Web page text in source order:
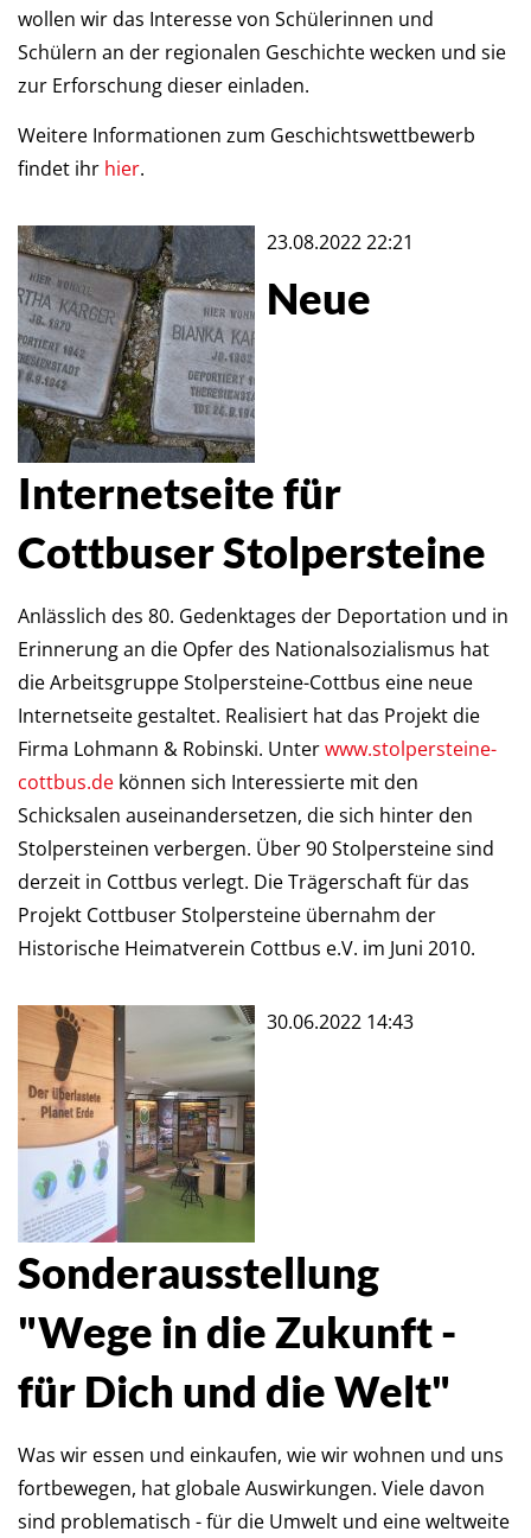
wollen wir das Interesse von Schülerinnen und
Schülern an der regionalen Geschichte wecken und sie
zur Erforschung dieser einladen.
Weitere Informationen zum Geschichtswettbewerb
findet ihr hier.
Stolpersteine
23.08.2022 22:21
Neue
Internetseite für
Cottbuser Stolpersteine
Anlässlich des 80. Gedenktages der Deportation und in
Erinnerung an die Opfer des Nationalsozialismus hat
die Arbeitsgruppe Stolpersteine-Cottbus eine neue
Internetseite gestaltet. Realisiert hat das Projekt die
Firma Lohmann & Robinski. Unterwww.stolpersteine-
cottbus.de können sich Interessierte mit den
Schicksalen auseinandersetzen, die sich hinter den
Stolpersteinen verbergen. Über 90 Stolpersteine sind
derzeit in Cottbus verlegt. Die Trägerschaft für das
Projekt Cottbuser Stolpersteine übernahm der
Historische Heimatverein Cottbus e.V. im Juni 2010.
Sonderausstellung "Wege in die
Zukunft - für Dich und die Welt"
30.06.2022 14:43
Sonderausstellung
"Wege in die Zukunft -
für Dich und die Welt"
Was wir essen und einkaufen, wie wir wohnen und uns
fortbewegen, hat globale Auswirkungen. Viele davon
sind problematisch - für die Umwelt und eine weltweite